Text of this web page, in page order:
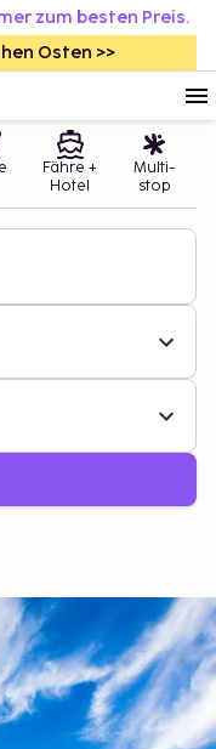
zum besten Preis.
Osten >>
Fähre +
Hotel
Multi-
stop